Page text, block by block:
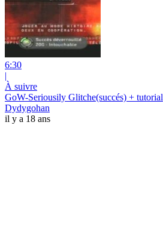
6:30
|
À suivre
GoW-Seriousily Glitche(succés) + tutorial
Dydygohan
il y a 18 ans